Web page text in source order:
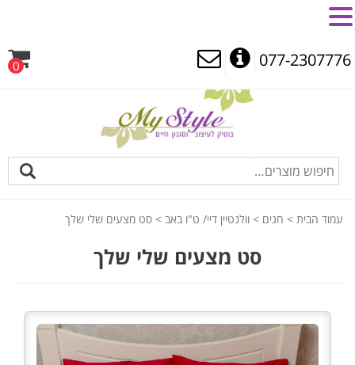
077-2307776
0
עמוד הבית > חגים > וולנטיין דיי/ ט"ו באב > סט מצעים שלי שלך
סט מצעים שלי שלך